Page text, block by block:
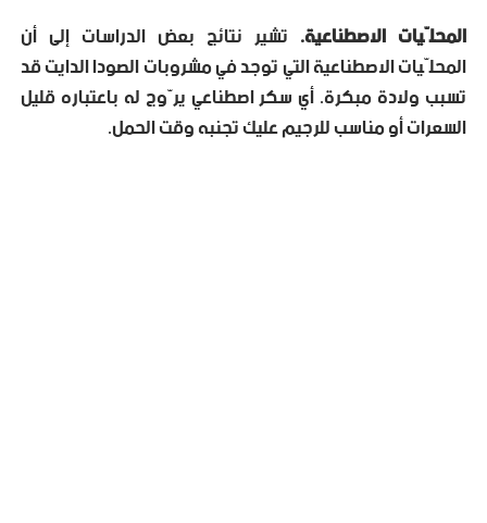
المحلّيات الاصطناعية. تشير نتائج بعض الدراسات إلى أن
المحلّيات الاصطناعية التي توجد في مشروبات الصودا الدايت قد
تسبب ولادة مبكرة. أي سكر اصطناعي يرّوج له باعتباره قليل
السعرات أو مناسب للرجيم عليك تجنبه وقت الحمل.